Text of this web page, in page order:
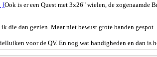
]Ook is er een Quest met 3x26" wielen, de zogenaamde
die dan gezien. Maar niet bewust grote banden
voor de QV. En nog wat handigheden en dan is